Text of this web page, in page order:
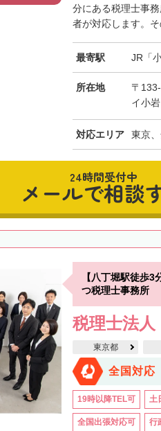
分にある税理士事
者が対応します。
最寄駅 JR「
所在地
〒
イ小
対応エリア 東京
24時間受付中
メールで相談
【八丁堀駅徒歩
つ税理士事務所
税理士法
東京都
全国対応
19時以降TEL可 土
全国出張対応可 行